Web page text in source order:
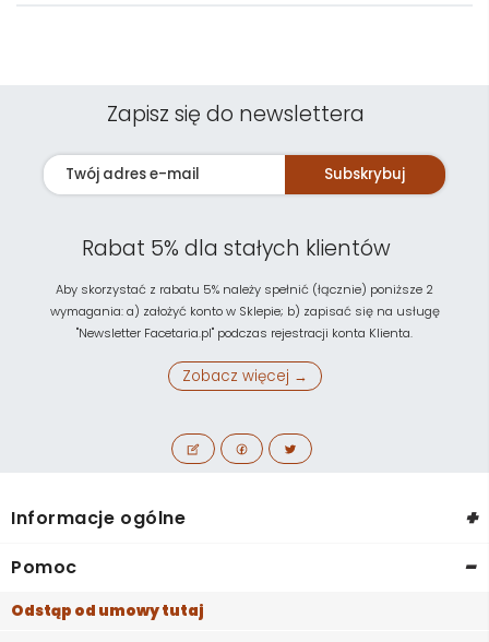
Zapisz się do newslettera
Subskrybuj
Rabat 5% dla stałych klientów
Aby skorzystać z rabatu 5% należy spełnić (łącznie) poniższe 2
wymagania: a) założyć konto w Sklepie; b) zapisać się na usługę
"Newsletter Facetaria.pl" podczas rejestracji konta Klienta.
Zobacz więcej →
Informacje ogólne +
Pomoc -
Odstąp od umowy tutaj